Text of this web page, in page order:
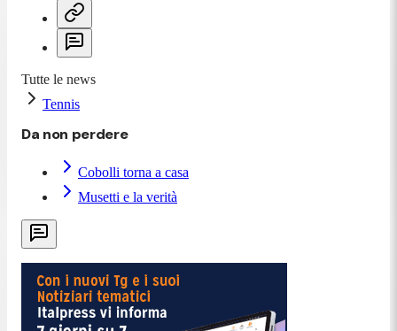
Tutte le news
Tennis
Da non perdere
Cobolli torna a casa
Musetti e la verità